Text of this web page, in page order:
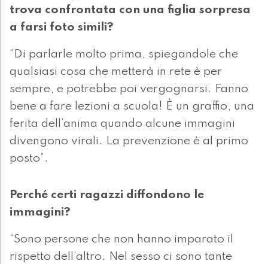
trova confrontata con una figlia sorpresa
a farsi foto simili?
“Di parlarle molto prima, spiegandole che
qualsiasi cosa che metterà in rete è per
sempre, e potrebbe poi vergognarsi. Fanno
bene a fare lezioni a scuola! È un graffio, una
ferita dell’anima quando alcune immagini
divengono virali. La prevenzione è al primo
posto”.
Perché certi ragazzi diffondono le
immagini?
“Sono persone che non hanno imparato il
rispetto dell’altro. Nel sesso ci sono tante